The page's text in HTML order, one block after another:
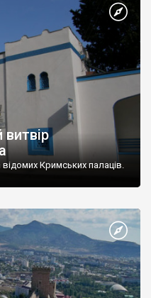
Кримських палаців.